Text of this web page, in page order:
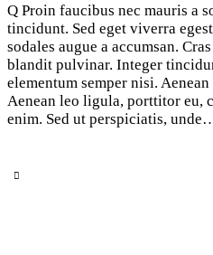
Q Proin faucibus nec mauris a
tincidunt. Sed eget viverra
sodales augue a accumsan.
blandit pulvinar. Integer
elementum semper nisi.
Aenean leo ligula, porttitor eu,
enim. Sed ut perspiciatis,